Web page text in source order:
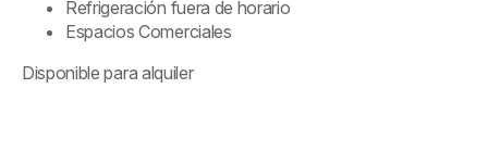
Refrigeración fuera de horario
Espacios Comerciales
Disponible para alquiler